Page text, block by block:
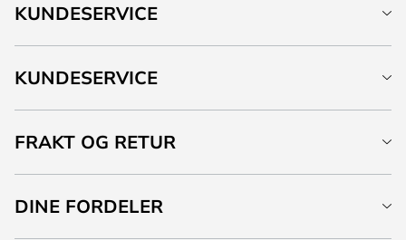
KUNDESERVICE
KUNDESERVICE
FRAKT OG RETUR
DINE FORDELER